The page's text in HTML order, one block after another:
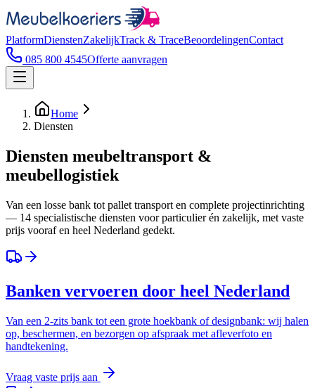
PlatformDienstenZakelijkTrack & TraceBeoordelingenContact
085 800 4545Offerte aanvragen
Home
Diensten
Diensten meubeltransport &
meubellogistiek
Van een losse bank tot pallet transport en complete projectinrichting
— 14 specialistische diensten voor particulier én zakelijk, met vaste
prijs vooraf en heel Nederland gedekt.
Banken vervoeren door heel Nederland
Van een 2-zits bank tot een grote hoekbank of designbank: wij halen
op, beschermen, en bezorgen op afspraak met afleverfoto en
handtekening.
Vraag vaste prijs aan